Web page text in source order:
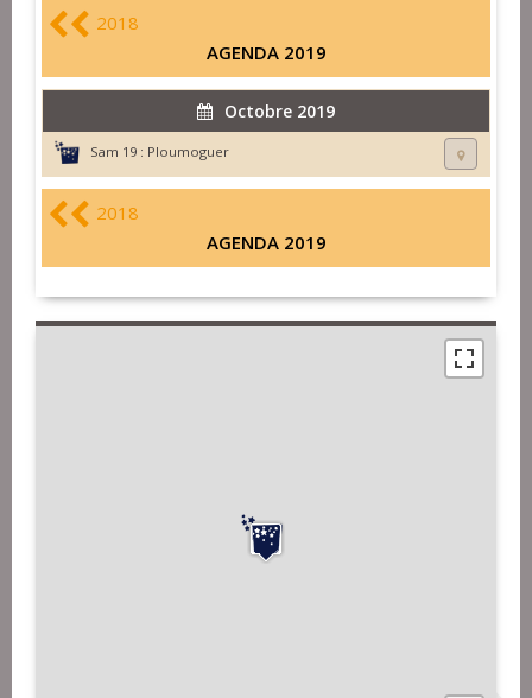
2018
AGENDA 2019
Octobre 2019
Sam 19 : Ploumoguer
2018
AGENDA 2019